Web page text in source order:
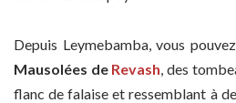
Depuis Leymebamba, vous
Mausolées de Revash , des
flanc de falaise et ressemblant à